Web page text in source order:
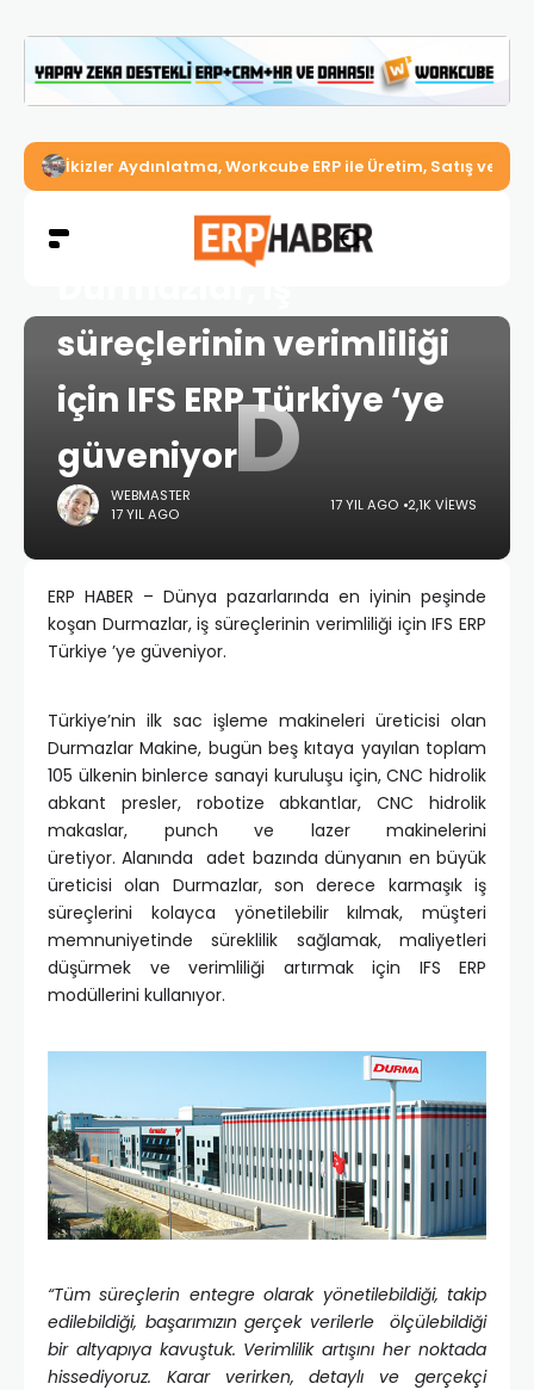
İkizler Aydınlatma, Workcube ERP ile Üretim, Satış ve
D
HOME BAŞARI HIKAYELERI ERP
süreçlerinin verimliliği
için IFS ERP Türkiye ‘ye
güveniyor
WEBMASTER
17 YIL AGO
17 YIL AGO 2,1K VIEWS
ERP HABER – Dünya pazarlarında en iyinin peşinde
koşan Durmazlar, iş süreçlerinin verimliliği için IFS ERP
Türkiye ’ye güveniyor.
Türkiye’nin ilk sac işleme makineleri üreticisi olan
Durmazlar Makine, bugün beş kıtaya yayılan toplam
105 ülkenin binlerce sanayi kuruluşu için, CNC hidrolik
abkant presler, robotize abkantlar, CNC hidrolik
makaslar, punch ve lazer makinelerini
üretiyor. Alanında adet bazında dünyanın en büyük
üreticisi olan Durmazlar, son derece karmaşık iş
süreçlerini kolayca yönetilebilir kılmak, müşteri
memnuniyetinde süreklilik sağlamak, maliyetleri
düşürmek ve verimliliği artırmak için IFS ERP
modüllerini kullanıyor.
“Tüm süreçlerin entegre olarak yönetilebildiği, takip
edilebildiği, başarımızın gerçek verilerle ölçülebildiği
bir altyapıya kavuştuk. Verimlilik artışını her noktada
hissediyoruz. Karar verirken, detaylı ve gerçekçi